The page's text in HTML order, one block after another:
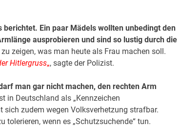
berichtet. Ein paar Mädels wollten unbedingt den
ausprobieren und sind so lustig durch die
zeigen, was man heute als Frau machen soll.
Hitlergruss„, sagte der Polizist.
man gar nicht machen, den rechten Arm
in Deutschland als „Kennzeichen
zudem wegen Volksverhetzung strafbar.
tolerieren, wenn es „Schutzsuchende“ tun.